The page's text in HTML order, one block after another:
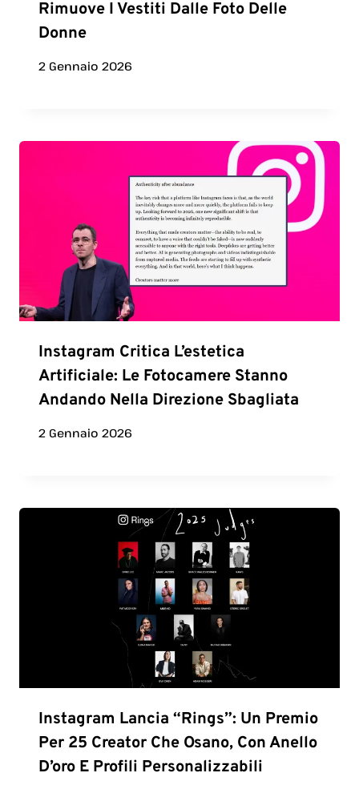
Rimuove I Vestiti Dalle Foto Delle
Donne
2 Gennaio 2026
Instagram Critica L’estetica
Artificiale: Le Fotocamere Stanno
Andando Nella Direzione Sbagliata
2 Gennaio 2026
Instagram Lancia “Rings”: Un Premio
Per 25 Creator Che Osano, Con Anello
D’oro E Profili Personalizzabili